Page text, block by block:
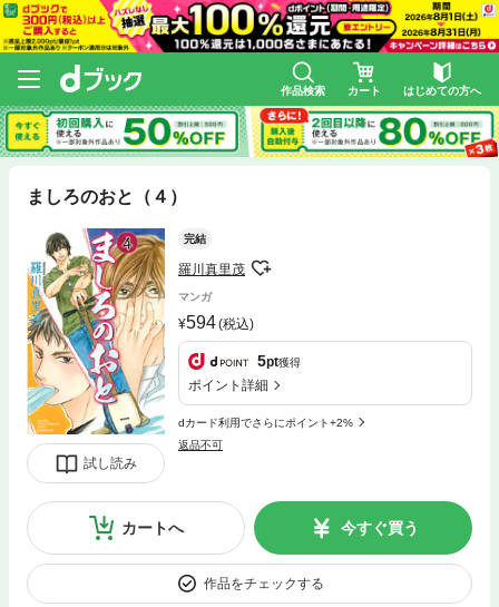
作品検索 カート はじめての方へ
ましろのおと（４）
試し読み
完結
羅川真里茂
マンガ
594(税込)
5pt獲得
ポイント詳細
dカード利用でさらにポイント+2%
返品不可
カートへ 今すぐ買う
作品をチェックする